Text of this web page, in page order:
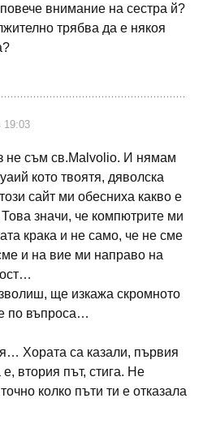
внимание на сестра й?
трябва да е някоя
19:03
не съм св.Malvolio. И нямам
кото твоятя, дяволска
сайт ми обесниха какво е
значи, че компютрите ми
крака и не само, че не сме
и на вие ми направо на
ще изкажа скромното
по въпроса…
Хората са казали, първия
е, втория път, стига. Не
колко пъти ти е отказала